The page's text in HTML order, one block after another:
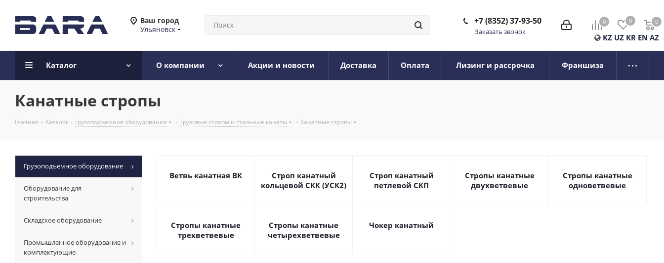
Ваш город
Ульяновск
0 0 0
0
KZ UZ KR EN AZ
+7 (8352) 37-93-50
Заказать звонок
Каталог О компании Акции и новости Доставка Оплата Лизинг и рассрочка Франшиза
Канатные стропы
Главная - Каталог - Грузоподъемное оборудование - Грузовые стропы и стальные канаты - Канатные стропы
Ветвь канатная ВК
Строп канатный
кольцевой СКК (УСК2)
Строп канатный
петлевой СКП
Стропы канатные
двухветвевые
Стропы канатные
одноветвевые
Стропы канатные
трехветвевые
Стропы канатные
четырехветвевые
Чокер канатный
Грузоподъемное оборудование
Оборудование для
строительства
Складское оборудование
Промышленное оборудование и
комплектующие